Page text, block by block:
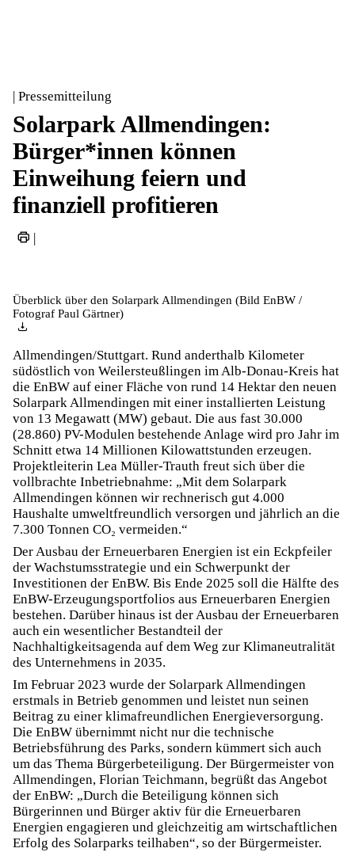
| Pressemitteilung
Solarpark Allmendingen:
Bürger*innen können
Einweihung feiern und
finanziell profitieren
|
Überblick über den Solarpark Allmendingen (Bild EnBW /
Fotograf Paul Gärtner)
Allmendingen/Stuttgart. Rund anderthalb Kilometer
südöstlich von Weilersteußlingen im Alb-Donau-Kreis hat
die EnBW auf einer Fläche von rund 14 Hektar den neuen
Solarpark Allmendingen mit einer installierten Leistung
von 13 Megawatt (MW) gebaut. Die aus fast 30.000
(28.860) PV-Modulen bestehende Anlage wird pro Jahr im
Schnitt etwa 14 Millionen Kilowattstunden erzeugen.
Projektleiterin Lea Müller-Trauth freut sich über die
vollbrachte Inbetriebnahme: „Mit dem Solarpark
Allmendingen können wir rechnerisch gut 4.000
Haushalte umweltfreundlich versorgen und jährlich an die
7.300 Tonnen CO₂ vermeiden.“
Der Ausbau der Erneuerbaren Energien ist ein Eckpfeiler
der Wachstumsstrategie und ein Schwerpunkt der
Investitionen der EnBW. Bis Ende 2025 soll die Hälfte des
EnBW-Erzeugungsportfolios aus Erneuerbaren Energien
bestehen. Darüber hinaus ist der Ausbau der Erneuerbaren
auch ein wesentlicher Bestandteil der
Nachhaltigkeitsagenda auf dem Weg zur Klimaneutralität
des Unternehmens in 2035.
Im Februar 2023 wurde der Solarpark Allmendingen
erstmals in Betrieb genommen und leistet nun seinen
Beitrag zu einer klimafreundlichen Energieversorgung.
Die EnBW übernimmt nicht nur die technische
Betriebsführung des Parks, sondern kümmert sich auch
um das Thema Bürgerbeteiligung. Der Bürgermeister von
Allmendingen, Florian Teichmann, begrüßt das Angebot
der EnBW: „Durch die Beteiligung können sich
Bürgerinnen und Bürger aktiv für die Erneuerbaren
Energien engagieren und gleichzeitig am wirtschaftlichen
Erfolg des Solarparks teilhaben“, so der Bürgermeister.